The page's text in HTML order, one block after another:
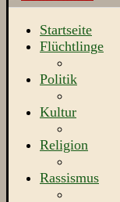
Startseite
Flüchtlinge
Politik
Kultur
Religion
Rassismus